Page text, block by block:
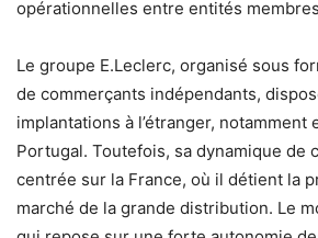
opérationnelles entre entités
Le groupe E.Leclerc, organisé sous
de commerçants indépendants,
implantations à l’étranger, notamment
Portugal. Toutefois, sa dynamique de
centrée sur la France, où il détient la
marché de la grande distribution. Le